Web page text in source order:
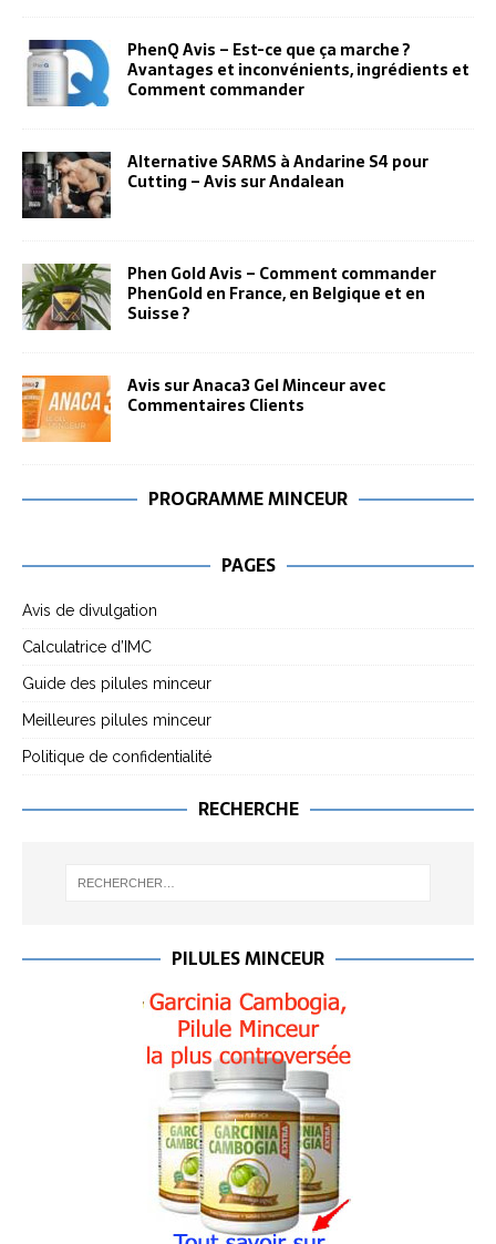
PhenQ Avis – Est-ce que ça marche ?
Avantages et inconvénients, ingrédients et
Comment commander
Alternative SARMS à Andarine S4 pour
Cutting – Avis sur Andalean
Phen Gold Avis – Comment commander
PhenGold en France, en Belgique et en
Suisse ?
Avis sur Anaca3 Gel Minceur avec
Commentaires Clients
PROGRAMME MINCEUR
PAGES
Avis de divulgation
Calculatrice d’IMC
Guide des pilules minceur
Meilleures pilules minceur
Politique de confidentialité
RECHERCHE
PILULES MINCEUR